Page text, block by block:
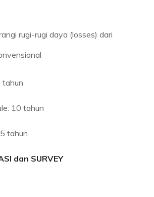
rugi-rugi daya (losses) dari
tahun
10 tahun
tahun
dan SURVEY